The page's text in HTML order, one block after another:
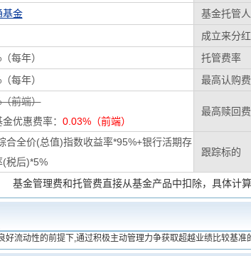
基金 基金托管人
成立来分红
每年） 托管费率
每年） 最高认购
前端）
优惠费率： 0.03%（前端）
最高赎回
合全价(总值)指数收益率*95%+银行活期存
(税后)*5%
跟踪标的
基金管理费和托管费直接从基金产品中扣除，具体计
流动性的前提下,通过积极主动管理力争获取超越业绩比较基准